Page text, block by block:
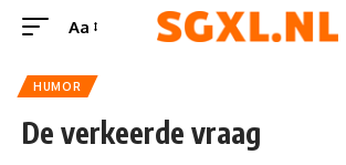
Aa
HUMOR
De verkeerde vraag